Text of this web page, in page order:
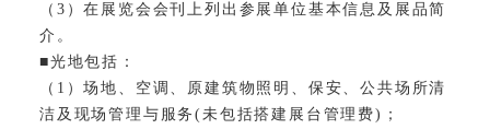
（3）在展览会会刊上列出参展单位基本信息及展品简
介。
■光地包括：
（1）场地、空调、原建筑物照明、保安、公共场所清
洁及现场管理与服务(未包括搭建展台管理费)；